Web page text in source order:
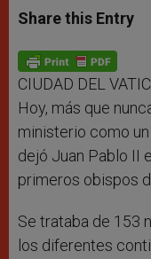
t
s
p
p
s
e
g
e
r
e
b
o
k
Share this Entry
CIUDAD DEL
Hoy, más que
ministerio como
dejó Juan Pablo II
primeros obispos
Se trataba de 153
los diferentes